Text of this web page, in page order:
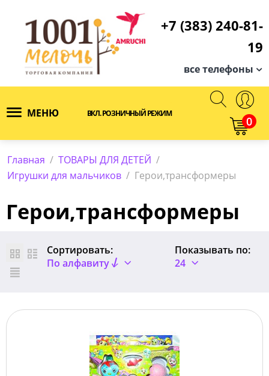
+7 (383) 240-81-
19
все телефоны
МЕНЮ ВКЛ. РОЗНИЧНЫЙ РЕЖИМ
0
Главная / ТОВАРЫ ДЛЯ ДЕТЕЙ /
Игрушки для мальчиков / Герои,трансформеры
Герои,трансформеры
Сортировать:
По алфавиту
Показывать по:
24